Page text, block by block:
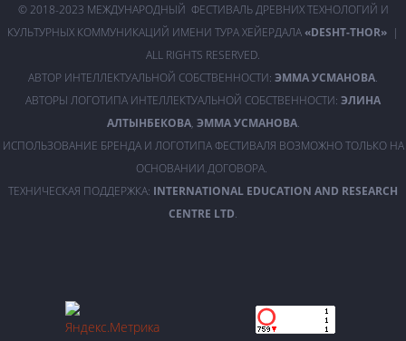
© 2018-2023 МЕЖДУНАРОДНЫЙ ФЕСТИВАЛЬ ДРЕВНИХ ТЕХНОЛОГИЙ И
КУЛЬТУРНЫХ КОММУНИКАЦИЙ ИМЕНИ ТУРА ХЕЙЕРДАЛА«DESHT-THOR» |
ALL RIGHTS RESERVED.
АВТОР ИНТЕЛЛЕКТУАЛЬНОЙ СОБСТВЕННОСТИ: ЭММА УСМАНОВА.
АВТОРЫ ЛОГОТИПА ИНТЕЛЛЕКТУАЛЬНОЙ СОБСТВЕННОСТИ: ЭЛИНА
АЛТЫНБЕКОВА, ЭММА УСМАНОВА.
ИСПОЛЬЗОВАНИЕ БРЕНДА И ЛОГОТИПА ФЕСТИВАЛЯ ВОЗМОЖНО ТОЛЬКО НА
ОСНОВАНИИ ДОГОВОРА.
ТЕХНИЧЕСКАЯ ПОДДЕРЖКА: INTERNATIONAL EDUCATION AND RESEARCH
CENTRE LTD.